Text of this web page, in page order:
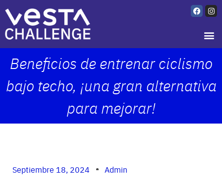
Beneficios de entrenar ciclismo
bajo techo, ¡una gran alternativa
para mejorar!
Septiembre 18, 2024 Admin